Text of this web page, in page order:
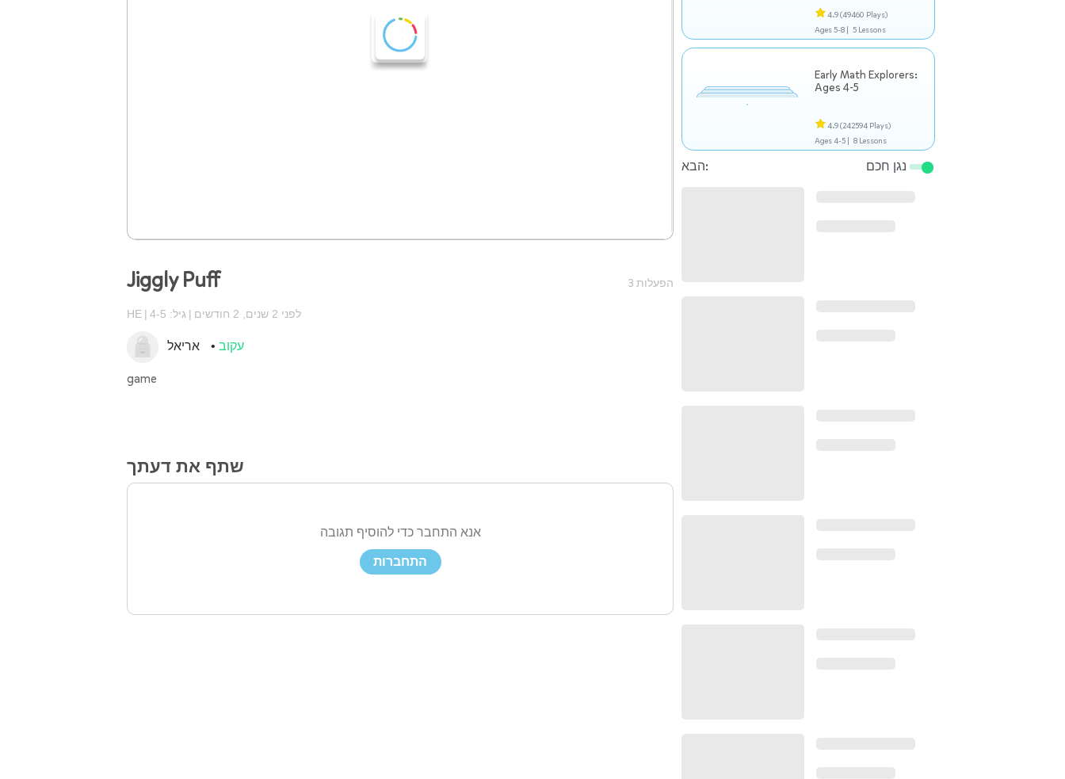
Jiggly Puff 3 הפעלות
HE גיל: 4-5 לפני 2 שנים, 2 חודשים
עקוב
game
שתף את דעתך
אנא התחבר כדי להוסיף תגובה
התחברות
4.9(49460 Plays)
Ages 5-8 | 5 Lessons
Early Math Explorers:
Ages 4-5
4.9(242594 Plays)
Ages 4-5 | 8 Lessons
הבא: